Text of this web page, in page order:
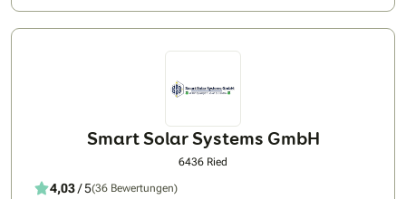
sowie das Reparieren oder Ersetzen von defekten Teilen.
Smart Solar Systems GmbH
6436 Ried
4,03/ 5(36 Bewertungen)